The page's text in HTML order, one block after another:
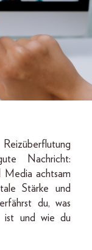
Nachricht:
Media achtsam
Stärke und
du, was
ist und wie du